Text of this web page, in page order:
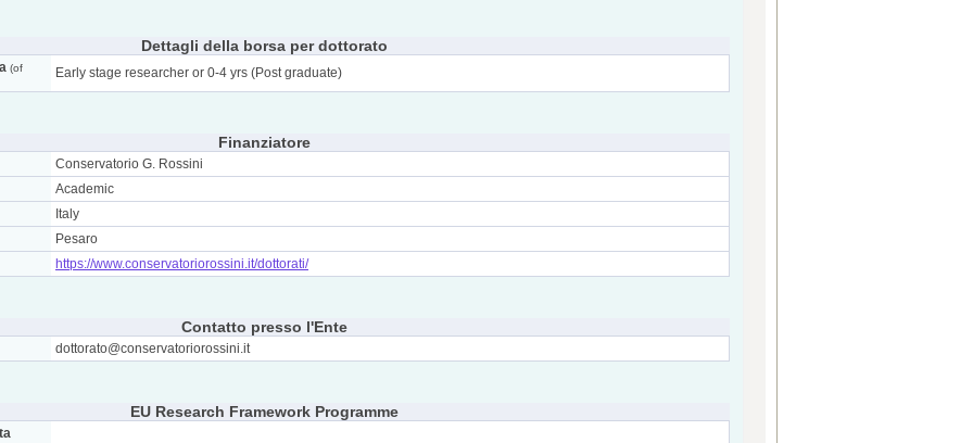
Dettagli della borsa per dottorato
(of Early stage researcher or 0-4 yrs (Post graduate)
Finanziatore
Conservatorio G. Rossini
Academic
Italy
Pesaro
https://www.conservatoriorossini.it/dottorati/
Contatto presso l'Ente
dottorato@conservatoriorossini.it
EU Research Framework Programme